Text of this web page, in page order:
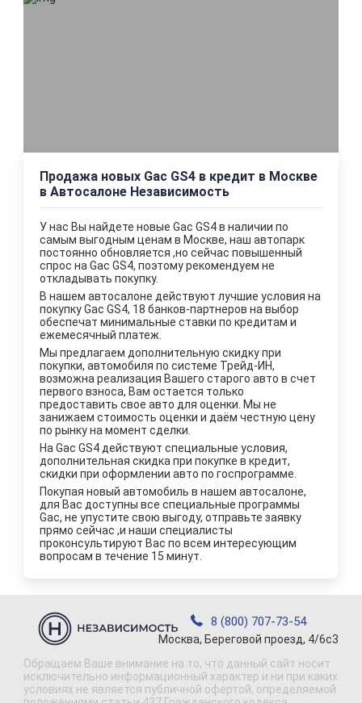
Продажа новых Gac GS4 в кредит в Москве
в Автосалоне Независимость
У нас Вы найдете новые Gac GS4 в наличии по
самым выгодным ценам в Москве, наш автопарк
постоянно обновляется ,но сейчас повышенный
спрос на Gac GS4, поэтому рекомендуем не
откладывать покупку.
В нашем автосалоне действуют лучшие уcловия на
покупку Gac GS4, 18 банков-партнеров на выбор
обеспечат минимальные ставки по кредитам и
ежемесячный платеж.
Мы предлагаем дополнительную скидку при
покупки, автомобиля по системе Трейд-ИН,
возможна реализация Вашего старого авто в счет
первого взноса, Вам остается только
предоставить свое авто для оценки. Мы не
занижаем стоимость оценки и даём честную цену
по рынку на момент сделки.
На Gac GS4 действуют специальные условия,
дополнительная скидка при покупке в кредит,
скидки при оформлении авто по госпрограмме.
Покупая новый автомобиль в нашем автосалоне,
для Вас доступны все специальные программы
Gac, не упустите свою выгоду, отправьте заявку
прямо сейчас ,и наши специалисты
проконсультируют Вас по всем интересующим
вопросам в течение 15 минут.
8 (800) 707-73-54
Москва, Береговой проезд, 4/6с3
Обращаем Ваше внимание на то, что данный сайт носит
исключительно информационный характер и ни при каких
условиях не является публичной офертой, определяемой